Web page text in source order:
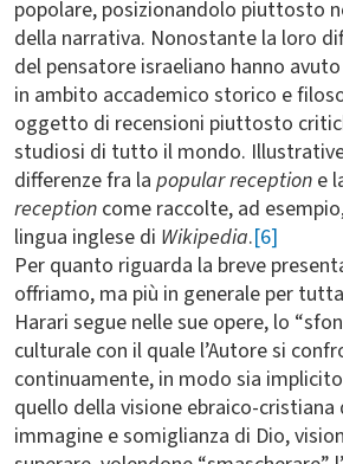
popolare, posizionandolo piuttosto
della narrativa. Nonostante la loro
del pensatore israeliano hanno
in ambito accademico storico e
oggetto di recensioni piuttosto
studiosi di tutto il mondo.
differenze fra la popular reception e
reception come raccolte, ad
lingua inglese di Wikipedia.[6]
Per quanto riguarda la breve
offriamo, ma più in generale per
Harari segue nelle sue opere, lo
culturale con il quale l’Autore si
continuamente, in modo sia
quello della visione ebraico-cristiana
immagine e somiglianza di Dio,